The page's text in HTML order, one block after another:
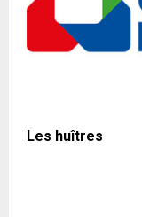
Les huîtres